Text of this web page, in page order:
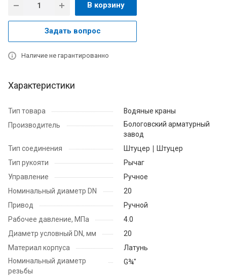
В корзину
Задать вопрос
Наличие не гарантированно
Характеристики
Тип товара
Водяные краны
Производитель
Бологовский арматурный
завод
Тип соединения
Штуцер ∣ Штуцер
Тип рукояти
Рычаг
Управление
Ручное
Номинальный диаметр DN
20
Привод
Ручной
Рабочее давление, МПа
4.0
Диаметр условный DN, мм
20
Материал корпуса
Латунь
Номинальный диаметр
резьбы
G¾"